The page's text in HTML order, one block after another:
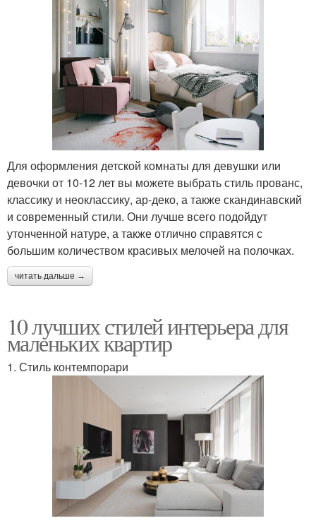
Для оформления детской комнаты для девушки или
девочки от 10-12 лет вы можете выбрать стиль прованс,
классику и неоклассику, ар-деко, а также скандинавский
и современный стили. Они лучше всего подойдут
утонченной натуре, а также отлично справятся с
большим количеством красивых мелочей на полочках.
читать дальше →
10 лучших стилей интерьера для
маленьких квартир
1. Стиль контемпорари